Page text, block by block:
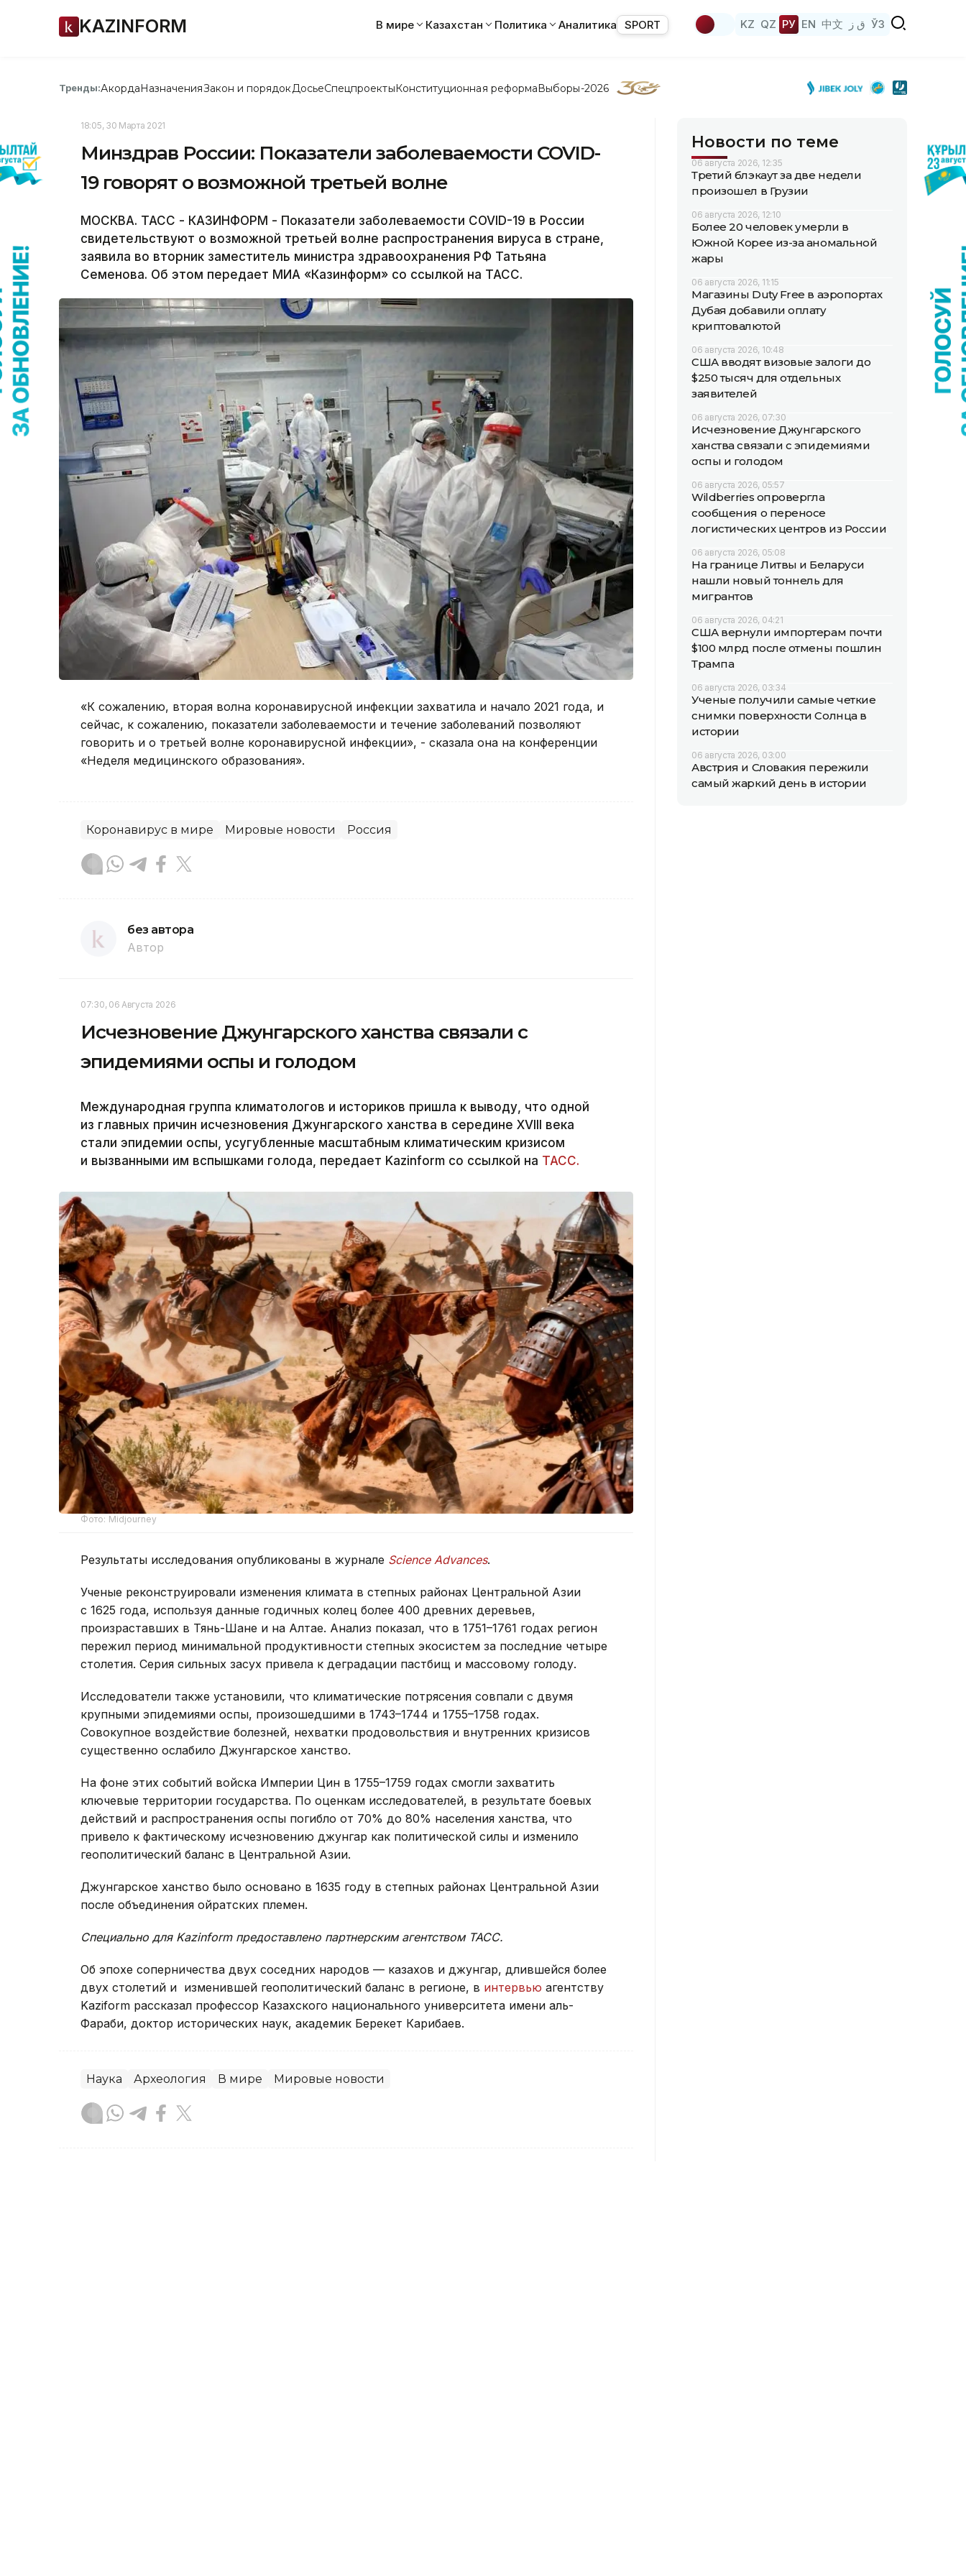
KAZINFORM В мире Казахстан Политика Аналитика SPORT KZ QZ РУ EN 中文 ق ز ЎЗ
Тренды:АкордаНазначенияЗакон и порядок ДосьеСпецпроектыКонституционная реформаВыборы-2026
18:05, 30 Марта 2021
Минздрав России: Показатели заболеваемости COVID-
19 говорят о возможной третьей волне
МОСКВА. ТАСС - КАЗИНФОРМ - Показатели заболеваемости COVID-19 в России
свидетельствуют о возможной третьей волне распространения вируса в стране,
заявила во вторник заместитель министра здравоохранения РФ Татьяна
Семенова. Об этом передает МИА «Казинформ» со ссылкой на ТАСС.
«К сожалению, вторая волна коронавирусной инфекции захватила и начало 2021 года, и
сейчас, к сожалению, показатели заболеваемости и течение заболеваний позволяют
говорить и о третьей волне коронавирусной инфекции», - сказала она на конференции
«Неделя медицинского образования».
Коронавирус в мире Мировые новости Россия
без автора
Автор
07:30, 06 Августа 2026
Исчезновение Джунгарского ханства связали с
эпидемиями оспы и голодом
Международная группа климатологов и историков пришла к выводу, что одной
из главных причин исчезновения Джунгарского ханства в середине XVIII века
стали эпидемии оспы, усугубленные масштабным климатическим кризисом
и вызванными им вспышками голода, передает Kazinform со ссылкой на ТАСС.
Фото: Midjourney
Результаты исследования опубликованы в журнале Science Advances.
Ученые реконструировали изменения климата в степных районах Центральной Азии
с 1625 года, используя данные годичных колец более 400 древних деревьев,
произраставших в Тянь-Шане и на Алтае. Анализ показал, что в 1751–1761 годах регион
пережил период минимальной продуктивности степных экосистем за последние четыре
столетия. Серия сильных засух привела к деградации пастбищ и массовому голоду.
Исследователи также установили, что климатические потрясения совпали с двумя
крупными эпидемиями оспы, произошедшими в 1743–1744 и 1755–1758 годах.
Совокупное воздействие болезней, нехватки продовольствия и внутренних кризисов
существенно ослабило Джунгарское ханство.
На фоне этих событий войска Империи Цин в 1755–1759 годах смогли захватить
ключевые территории государства. По оценкам исследователей, в результате боевых
действий и распространения оспы погибло от 70% до 80% населения ханства, что
привело к фактическому исчезновению джунгар как политической силы и изменило
геополитический баланс в Центральной Азии.
Джунгарское ханство было основано в 1635 году в степных районах Центральной Азии
после объединения ойратских племен.
Специально для Kazinform предоставлено партнерским агентством ТАСС.
Об эпохе соперничества двух соседних народов — казахов и джунгар, длившейся более
двух столетий и изменившей геополитический баланс в регионе, в интервью агентству
Kaziform рассказал профессор Казахского национального университета имени аль-
Фараби, доктор исторических наук, академик Берекет Карибаев.
Наука Археология В мире Мировые новости
Новости по теме
06 августа 2026, 12:35
Третий блэкаут за две недели
произошел в Грузии
06 августа 2026, 12:10
Более 20 человек умерли в
Южной Корее из-за аномальной
жары
06 августа 2026, 11:15
Магазины Duty Free в аэропортах
Дубая добавили оплату
криптовалютой
06 августа 2026, 10:48
США вводят визовые залоги до
$250 тысяч для отдельных
заявителей
06 августа 2026, 07:30
Исчезновение Джунгарского
ханства связали с эпидемиями
оспы и голодом
06 августа 2026, 05:57
Wildberries опровергла
сообщения о переносе
логистических центров из России
06 августа 2026, 05:08
На границе Литвы и Беларуси
нашли новый тоннель для
мигрантов
06 августа 2026, 04:21
США вернули импортерам почти
$100 млрд после отмены пошлин
Трампа
06 августа 2026, 03:34
Ученые получили самые четкие
снимки поверхности Солнца в
истории
06 августа 2026, 03:00
Австрия и Словакия пережили
самый жаркий день в истории